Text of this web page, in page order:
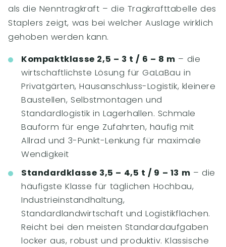
als die Nenntragkraft – die Tragkrafttabelle des
Staplers zeigt, was bei welcher Auslage wirklich
gehoben werden kann.
Kompaktklasse 2,5 – 3 t / 6 – 8 m – die
wirtschaftlichste Lösung für GaLaBau in
Privatgärten, Hausanschluss-Logistik, kleinere
Baustellen, Selbstmontagen und
Standardlogistik in Lagerhallen. Schmale
Bauform für enge Zufahrten, häufig mit
Allrad und 3-Punkt-Lenkung für maximale
Wendigkeit
Standardklasse 3,5 – 4,5 t / 9 – 13 m – die
häufigste Klasse für täglichen Hochbau,
Industrieinstandhaltung,
Standardlandwirtschaft und Logistikflächen.
Reicht bei den meisten Standardaufgaben
locker aus, robust und produktiv. Klassische